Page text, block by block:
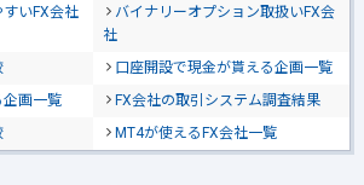
いFX会社
バイナリーオプション取扱いFX会
社
口座開設で現金が貰える企画一覧
企画一覧
FX会社の取引システム調査結果
MT4が使えるFX会社一覧